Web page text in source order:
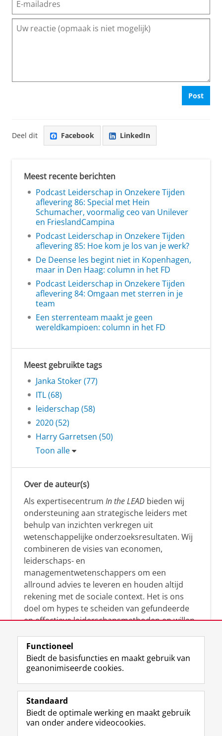
Post
Deel dit Facebook LinkedIn
Meest recente berichten
Podcast Leiderschap in Onzekere Tijden
aflevering 86: Special met Hein
Schumacher, voormalig ceo van Unilever
en FrieslandCampina
Podcast Leiderschap in Onzekere Tijden
aflevering 85: Hoe kom je los van je werk?
De Deense les begint niet in Kopenhagen,
maar in Den Haag: column in het FD
Podcast Leiderschap in Onzekere Tijden
aflevering 84: Omgaan met sterren in je
team
Een sterrenteam maakt je geen
wereldkampioen: column in het FD
Meest gebruikte tags
Janka Stoker (77)
ITL (68)
leiderschap (58)
2020 (52)
Harry Garretsen (50)
Toon alle
Over de auteur(s)
Als expertisecentrum In the LEAD bieden wij
ondersteuning aan strategische leiders met
behulp van inzichten verkregen uit
wetenschappelijke onderzoeksresultaten. Wij
combineren de visies van economen,
leiderschaps- en
managementwetenschappers om een
allround advies te leveren en houden altijd
rekening met de sociale context. Het is ons
doel om hypes te scheiden van gefundeerde
en effectieve leiderschapsmethoden en willen
manier te reageren op economische en
maatschappelijke kwesties. Samen tillen wij
het leiderschap in uw organisatie naar een
Functioneel
Biedt de basisfuncties en maakt gebruik van
geanonimiseerde cookies.
Standaard
Biedt de optimale werking en maakt gebruik
van onder andere videocookies.